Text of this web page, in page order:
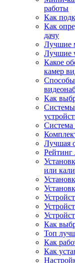
работы
Как
Как
дачу
Лучшие
Лучшие
Какое
камер
Способы
Как
Системы
Система
Лучшая
или
Как
Топ
Как
Как